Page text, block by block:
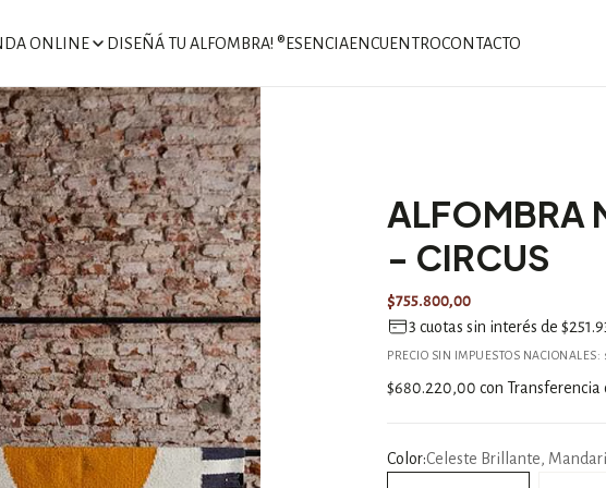
ONLINE DISEÑÁ TU ALFOMBRA! ®ESENCIAENCUENTROCONTACTO
ALFOMBRA
- CIRCUS
$755.800,00
3 cuotas sin interés de
PRECIO SIN IMPUESTOS NACIONALES:
$680.220,00 con Transferencia
Color:Celeste Brillante,